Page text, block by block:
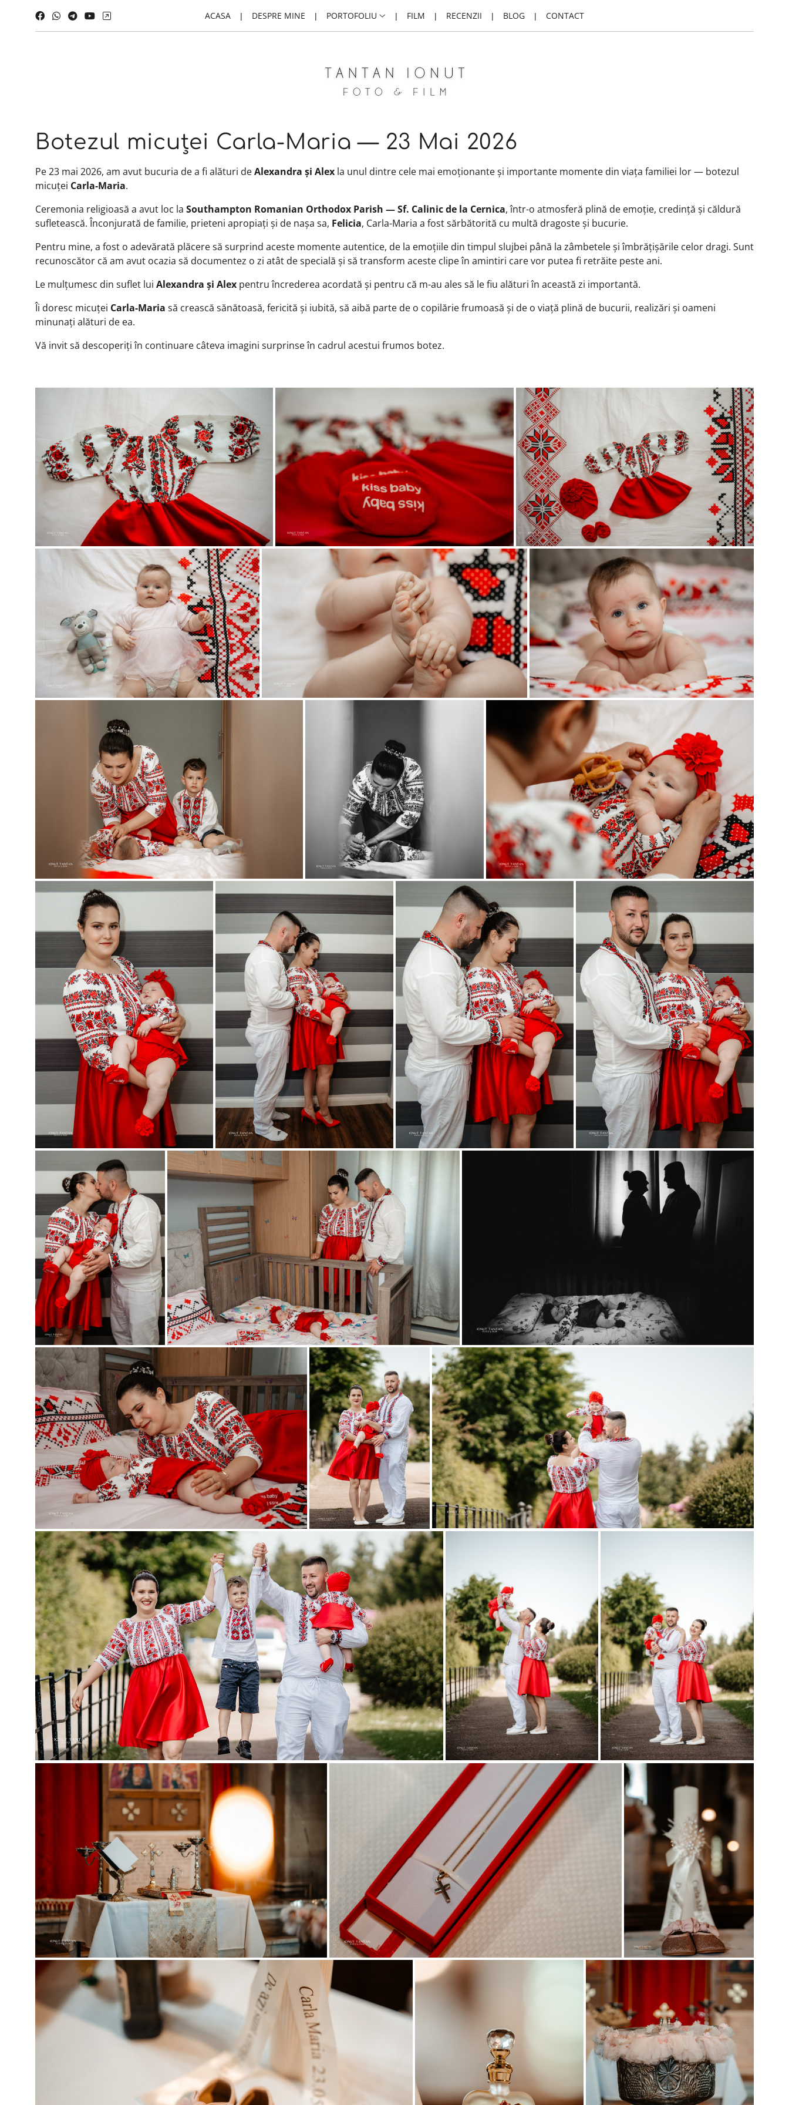
ACASA DESPRE MINE PORTOFOLIU FILM RECENZII BLOG CONTACT
Botezul micuței Carla-Maria — 23 Mai 2026
Pe 23 mai 2026, am avut bucuria de a fi alături deAlexandra și Alex la unul dintre cele mai emoționante și importante momente din viața familiei lor — botezul
micuței Carla-Maria.
Ceremonia religioasă a avut loc la Southampton Romanian Orthodox Parish — Sf. Calinic de la Cernica, într-o atmosferă plină de emoție, credință și căldură
sufletească. Înconjurată de familie, prieteni apropiați și de nașa sa, Felicia, Carla-Maria a fost sărbătorită cu multă dragoste și bucurie.
Pentru mine, a fost o adevărată plăcere să surprind aceste momente autentice, de la emoțiile din timpul slujbei până la zâmbetele și îmbrățișările celor dragi. Sunt
recunoscător că am avut ocazia să documentez o zi atât de specială și să transform aceste clipe în amintiri care vor putea fi retrăite peste ani.
Le mulțumesc din suflet lui Alexandra și Alex pentru încrederea acordată și pentru că m-au ales să le fiu alături în această zi importantă.
Îi doresc micuței Carla-Maria să crească sănătoasă, fericită și iubită, să aibă parte de o copilărie frumoasă și de o viață plină de bucurii, realizări și oameni
minunați alături de ea.
Vă invit să descoperiți în continuare câteva imagini surprinse în cadrul acestui frumos botez.